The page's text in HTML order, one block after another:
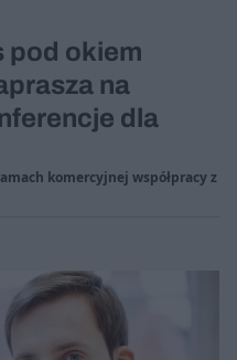
pod okiem
na
dla
komercyjnej współpracy z